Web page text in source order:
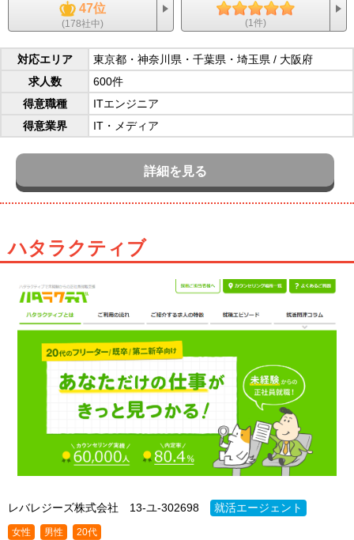
47位
(178社中) (1件)
対応エリア
東京都・神奈川県・千葉県・埼玉県 / 大阪府
求人数
600件
得意職種
ITエンジニア
得意業界
IT・メディア
詳細を見る
ハタラクティブ
レバレジーズ株式会社 13-ユ-302698 就活エージェント
女性 男性 20代